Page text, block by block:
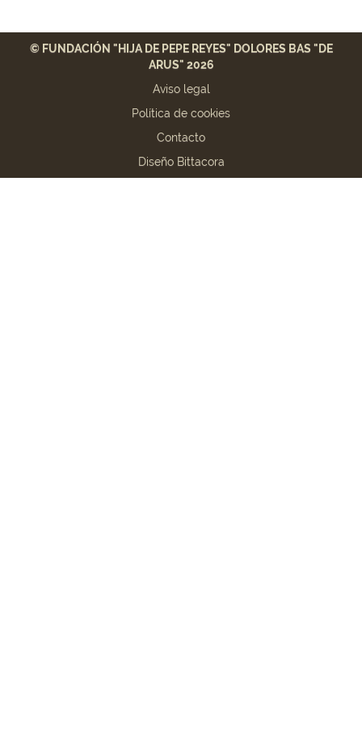
© FUNDACIÓN "HIJA DE PEPE REYES" DOLORES BAS "DE
ARUS" 2026
Aviso legal
Política de cookies
Contacto
Diseño Bittacora